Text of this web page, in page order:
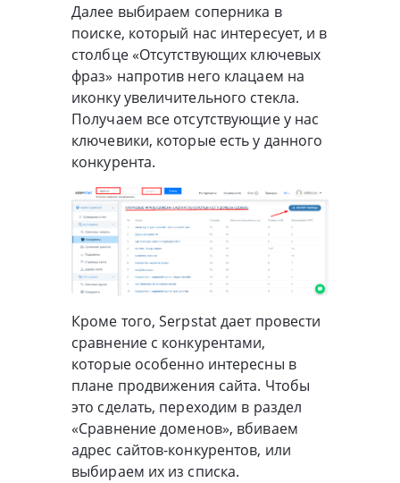
Далее выбираем соперника в
поиске, который нас интересует, и в
столбце «Отсутствующих ключевых
фраз» напротив него клацаем на
иконку увеличительного стекла.
Получаем все отсутствующие у нас
ключевики, которые есть у данного
конкурента.
Кроме того, Serpstat дает провести
сравнение с конкурентами,
которые особенно интересны в
плане продвижения сайта. Чтобы
это сделать, переходим в раздел
«Сравнение доменов», вбиваем
адрес сайтов-конкурентов, или
выбираем их из списка.